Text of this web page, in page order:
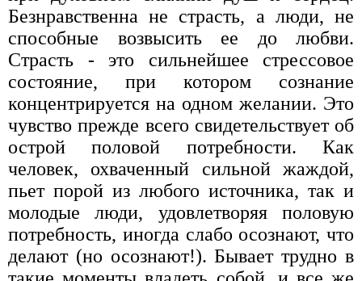
Безнравственна не страсть, а люди, не
способные возвысить ее до любви.
Страсть - это сильнейшее стрессовое
состояние, при котором сознание
концентрируется на одном желании. Это
чувство прежде всего свидетельствует об
острой половой потребности. Как
человек, охваченный сильной жаждой,
пьет порой из любого источника, так и
молодые люди, удовлетворяя половую
потребность, иногда слабо осознают, что
делают (но осознают!). Бывает трудно в